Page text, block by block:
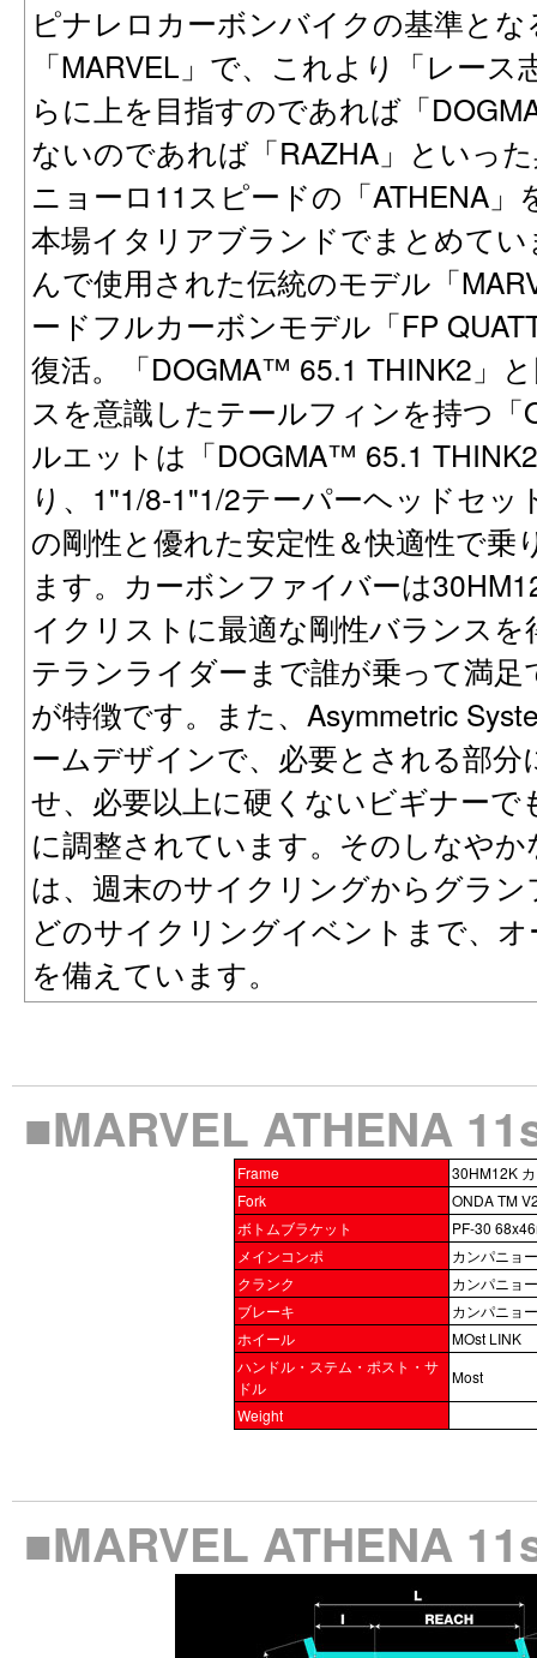
ピナレロカーボンバイクの基準と
「MARVEL」で、これより「レー
らに上を目指すのであれば「
ないのであれば「RAZHA」といっ
ニョーロ11スピードの「ATHENA
本場イタリアブランドでまとめて
んで使用された伝統のモデル「
ードフルカーボンモデル「FP
復活。「DOGMA™ 65.1 THINK2」
スを意識したテールフィンを持つ「
ルエットは「DOGMA™ 65.1
り、1"1/8-1"1/2テーパーヘッドセ
の剛性と優れた安定性＆快適性で乗
ます。カーボンファイバーは
イクリストに最適な剛性バランス
テランライダーまで誰が乗って満
が特徴です。また、Asymmetric
ームデザインで、必要とされる部
せ、必要以上に硬くないビギナー
に調整されています。そのしなや
は、週末のサイクリングからグラ
どのサイクリングイベントまで、
を備えています。
■MARVEL ATHENA
Frame
30HM12K
Fork
ONDA TM
ボトムブラケット
PF-30
メインコンポ
カンパニョ
クランク
カンパニョ
ブレーキ
カンパニョ
ホイール
MOst LINK
ハンドル・ステム・ポスト・サ
ドル
Most
Weight
■MARVEL ATHENA